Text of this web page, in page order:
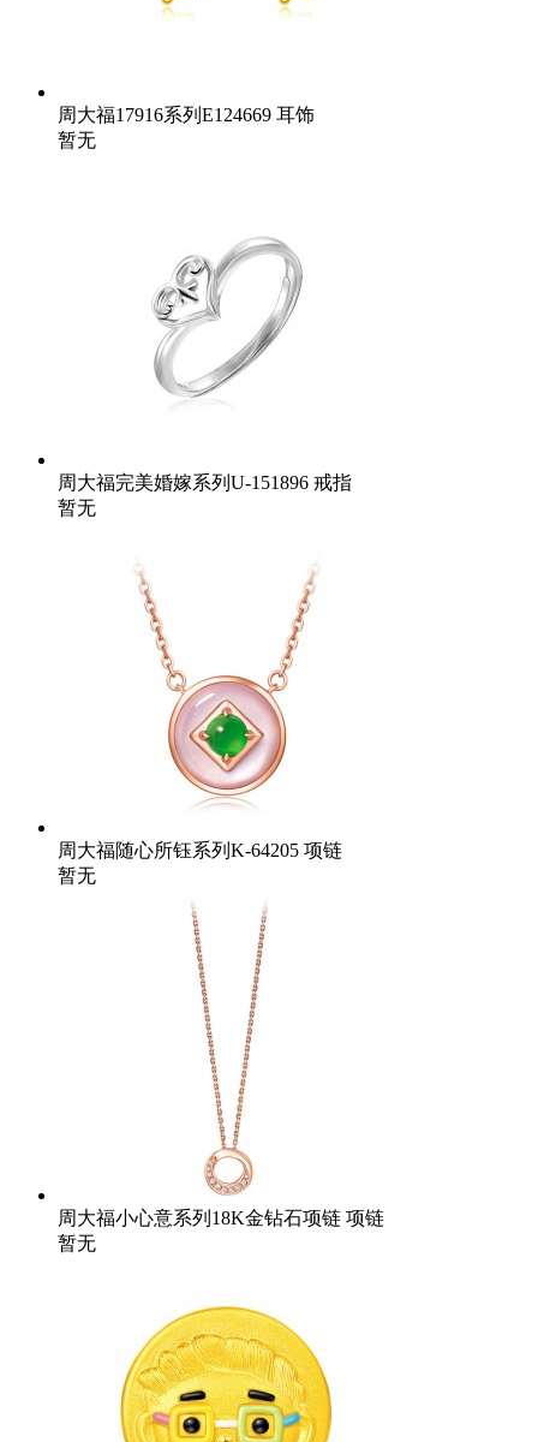
周大福17916系列E124669 耳饰
暂无
周大福完美婚嫁系列U-151896 戒指
暂无
周大福随心所钰系列K-64205 项链
暂无
周大福小心意系列18K金钻石项链 项链
暂无